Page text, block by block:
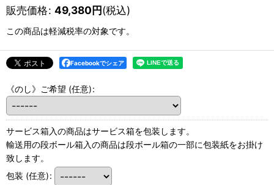
販売価格: 49,380円(税込)
この商品は軽減税率の対象です。
Facebookでシェア
《のし》ご希望 (任意):
サービス箱入の商品はサービス箱を包装します。
輸送用の段ボール箱入の商品は段ボール箱の一部に包装紙をお掛け
致します。
包装 (任意):